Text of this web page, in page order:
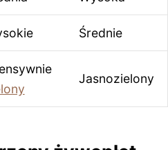
Średnie
Jasnozielony